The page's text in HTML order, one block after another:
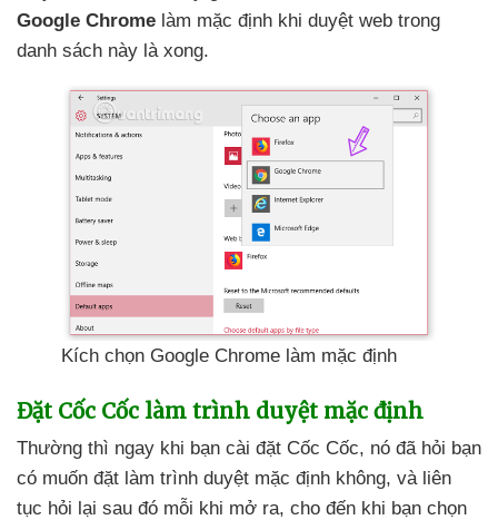
Google Chrome làm mặc định khi duyệt web trong
danh sách này là xong.
Kích chọn Google Chrome làm mặc định
Đặt Cốc Cốc làm trình duyệt mặc định
Thường thì ngay khi bạn cài đặt Cốc Cốc, nó đã hỏi bạn
có muốn đặt làm trình duyệt mặc định không, và liên
tục hỏi lại sau đó mỗi khi mở ra, cho đến khi bạn chọn